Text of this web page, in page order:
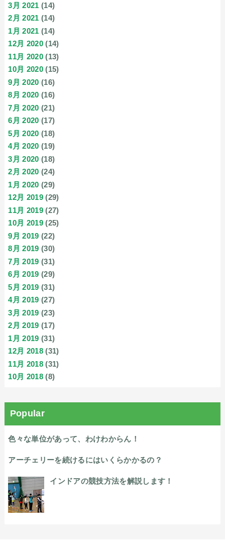
3月 2021 (14)
2月 2021 (14)
1月 2021 (14)
12月 2020 (14)
11月 2020 (13)
10月 2020 (15)
9月 2020 (16)
8月 2020 (16)
7月 2020 (21)
6月 2020 (17)
5月 2020 (18)
4月 2020 (19)
3月 2020 (18)
2月 2020 (24)
1月 2020 (29)
12月 2019 (29)
11月 2019 (27)
10月 2019 (25)
9月 2019 (22)
8月 2019 (30)
7月 2019 (31)
6月 2019 (29)
5月 2019 (31)
4月 2019 (27)
3月 2019 (23)
2月 2019 (17)
1月 2019 (31)
12月 2018 (31)
11月 2018 (31)
10月 2018 (8)
Popular
色々な単位があって、わけわからん！
アーチェリーを続けるにはいくらかかるの？
インドアの競技方法を解説します！